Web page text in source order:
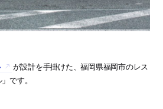
が設計を手掛けた、福岡県福岡市のレス
です。